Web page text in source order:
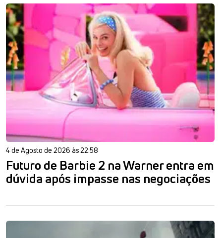
4 de Agosto de 2026 às 22:58
Futuro de Barbie 2 na Warner entra em
dúvida após impasse nas negociações